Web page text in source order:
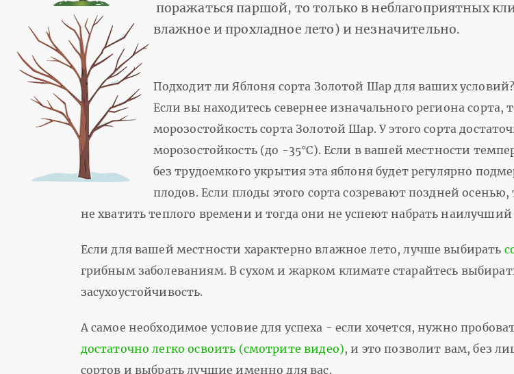
поражаться паршой, то только в неблагоприятных
влажное и прохладное лето) и незначительно.
Подходит ли Яблоня сорта Золотой Шар для ваших условий?
Если вы находитесь севернее изначального региона
морозостойкость сорта Золотой Шар. У этого сорта
морозостойкость (до -35°С). Если в вашей местности
без трудоемкого укрытия эта яблоня будет регулярно
плодов. Если плоды этого сорта созревают поздней
не хватить теплого времени и тогда они не успеют набрать наилучший
Если для вашей местности характерно влажное лето, лучше выбирать
грибным заболеваниям. В сухом и жарком климате старайтесь
засухоустойчивость.
А самое необходимое условие для успеха - если хочется, нужно
достаточно легко освоить (смотрите видео), и это позволит вам, без
сортов и выбрать лучшие именно для вас.